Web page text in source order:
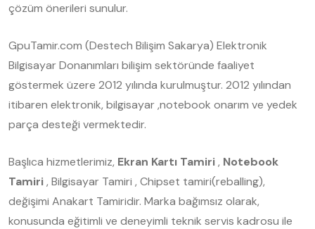
çözüm önerileri sunulur.
GpuTamir.com (Destech Bilişim Sakarya) Elektronik
Bilgisayar Donanımları bilişim sektöründe faaliyet
göstermek üzere 2012 yılında kurulmuştur. 2012 yılından
itibaren elektronik, bilgisayar ,notebook onarım ve yedek
parça desteği vermektedir.
Başlıca hizmetlerimiz, Ekran Kartı Tamiri, Notebook
Tamiri, Bilgisayar Tamiri , Chipset tamiri(reballing),
değişimi Anakart Tamiridir. Marka bağımsız olarak,
konusunda eğitimli ve deneyimli teknik servis kadrosu ile